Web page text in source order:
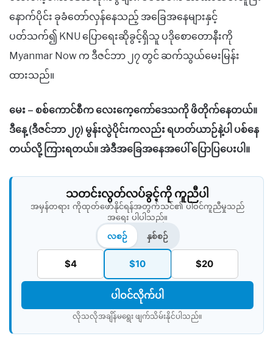
နောက်ပိုင်း ခုခံတော်လှန်နေသည့် အခြေအနေများနှင့်
ပတ်သက်၍ KNU ပြောရေးဆိုခွင့်ရှိသူ ပဒိုစောတောနီးကို
Myanmar Now က ဒီဇင်ဘာ ၂၇ တွင် ဆက်သွယ်မေးမြန်း
ထားသည်။
မေး – စစ်ကောင်စီက လေးကေ့ကော်ဒေသကို ဖိတိုက်နေတယ်။
ဒီနေ့ (ဒီဇင်ဘာ ၂၇) မွန်းလွဲပိုင်းကလည်း ရဟတ်ယာဉ်နဲ့ပါ ပစ်နေ
တယ်လို့ ကြားရတယ်။ အဲဒီအခြေအနေအပေါ် ပြောပြပေးပါ။
သတင်းလွတ်လပ်ခွင့်ကို ကူညီပါ
အမှန်တရား ကိုထုတ်ဖော်နိုင်ရန်အတွက်သင်၏ ပါဝင်ကူညီမှုသည်
အရေး ပါပါသည်။
လစဉ်
နှစ်စဉ်
$4 $10 $20
ပါဝင်လိုက်ပါ
လိုသလိုအချိန်မရွေး ဖျက်သိမ်းနိုင်ပါသည်။​